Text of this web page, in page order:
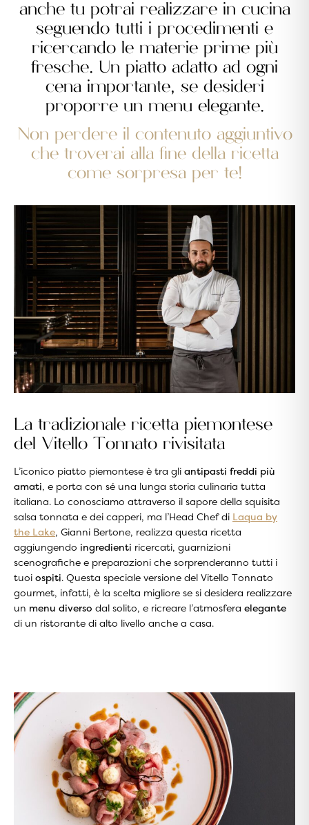
anche tu potrai realizzare in cucina
seguendo tutti i procedimenti e
ricercando le materie prime più
fresche. Un piatto adatto ad ogni
cena importante, se desideri
proporre un menu elegante.
Non perdere il contenuto aggiuntivo
che troverai alla fine della ricetta
come sorpresa per te!
La tradizionale ricetta piemontese
del Vitello Tonnato rivisitata
L’iconico piatto piemontese è tra gli antipasti freddi più
amati, e porta con sé una lunga storia culinaria tutta
italiana. Lo conosciamo attraverso il sapore della squisita
salsa tonnata e dei capperi, ma l’Head Chef di Laqua by
the Lake, Gianni Bertone, realizza questa ricetta
aggiungendo ingredienti ricercati, guarnizioni
scenografiche e preparazioni che sorprenderanno tutti i
tuoi ospiti. Questa speciale versione del Vitello Tonnato
gourmet, infatti, è la scelta migliore se si desidera realizzare
un menu diverso dal solito, e ricreare l’atmosfera elegante
di un ristorante di alto livello anche a casa.